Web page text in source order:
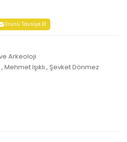
Ürünü Tavsiye Et
Arkeoloji
, Mehmet Işıklı , Şevket Dönmez